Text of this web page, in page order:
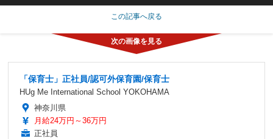
この記事へ戻る
「保育士」正社員/認可外保育園/保育士
HUg Me International School YOKOHAMA
神奈川県
月給24万円～36万円
正社員